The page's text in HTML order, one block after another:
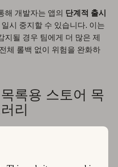
해 개발자는 앱의 단계적 출시
시 중지할 수 있습니다. 이는
지될 경우 팀에게 더 많은 제
체 롤백 없이 위험을 완화하
록용 스토어 목
리
하고 있습니다. 개발자는 이제
해 자산을 업로드